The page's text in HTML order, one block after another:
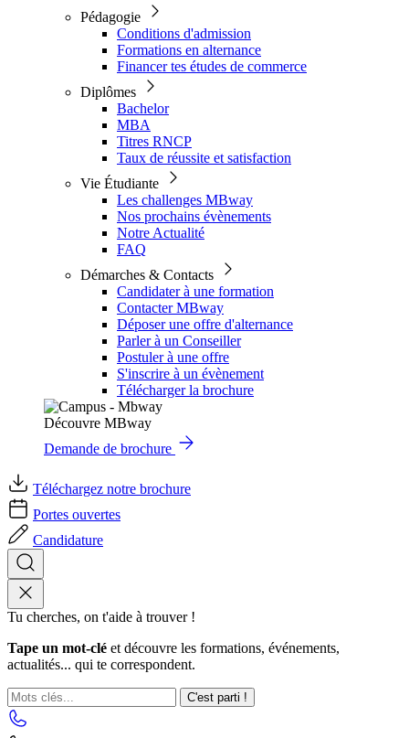
Pédagogie
Conditions d'admission
Formations en alternance
Financer tes études de commerce
Diplômes
Bachelor
MBA
Titres RNCP
Taux de réussite et satisfaction
Vie Étudiante
Les challenges MBway
Nos prochains évènements
Notre Actualité
FAQ
Démarches & Contacts
Candidater à une formation
Contacter MBway
Déposer une offre d'alternance
Parler à un Conseiller
Postuler à une offre
S'inscrire à un évènement
Télécharger la brochure
Découvre MBway
Demande de brochure
Téléchargez notre brochure
Portes ouvertes
Candidature
Tu cherches, on t'aide à trouver !
Tape un mot-clé et découvre les formations, événements,
actualités... qui te correspondent.
C'est parti !